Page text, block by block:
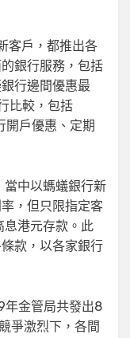
客戶，都推出各
銀行服務，包括
行邊間優惠最
比較，包括
戶優惠、定期
中以螞蟻銀行新
，但只限指定客
息港元存款。此
款，以各家銀行
年金管局共發出8
爭激烈下，各間